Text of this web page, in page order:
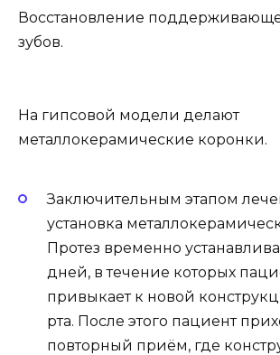
Восстановление
зубов.
На гипсовой модели делают
металлокерамические коронки.
Заключительным этапом
установка
Протез временно
дней, в течение которых
привыкает к новой
рта. После этого пациент
повторный приём, где